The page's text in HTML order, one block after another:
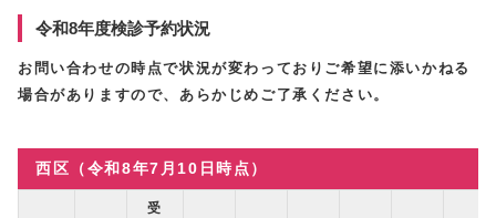
令和8年度検診予約状況
お問い合わせの時点で状況が変わっておりご希望に添いかねる
場合がありますので、あらかじめご了承ください。
西区（令和8年7月10日時点）
受